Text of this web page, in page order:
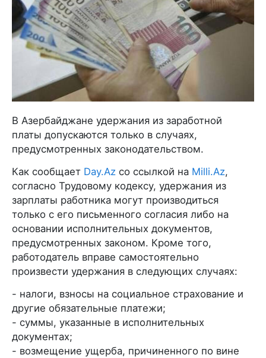
В Азербайджане удержания из заработной
платы допускаются только в случаях,
предусмотренных законодательством.
Как сообщает Day.Az со ссылкой на Milli.Az,
согласно Трудовому кодексу, удержания из
зарплаты работника могут производиться
только с его письменного согласия либо на
основании исполнительных документов,
предусмотренных законом. Кроме того,
работодатель вправе самостоятельно
произвести удержания в следующих случаях:
- налоги, взносы на социальное страхование и
другие обязательные платежи;
- суммы, указанные в исполнительных
документах;
- возмещение ущерба, причиненного по вине